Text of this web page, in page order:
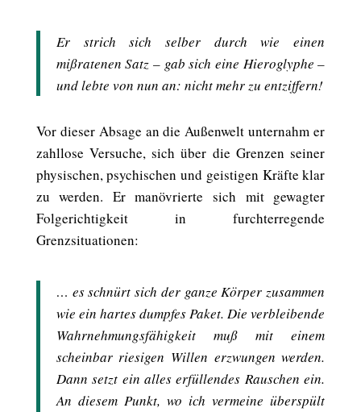
Er strich sich selber durch wie einen
mißratenen Satz – gab sich eine Hieroglyphe –
und lebte von nun an: nicht mehr zu entziffern!
Vor dieser Absage an die Außenwelt unternahm er
zahllose Versuche, sich über die Grenzen seiner
physischen, psychischen und geistigen Kräfte klar
zu werden. Er manövrierte sich mit gewagter
Folgerichtigkeit in furchterregende
Grenzsituationen:
… es schnürt sich der ganze Körper zusammen
wie ein hartes dumpfes Paket. Die verbleibende
Wahrnehmungsfähigkeit muß mit einem
scheinbar riesigen Willen erzwungen werden.
Dann setzt ein alles erfüllendes Rauschen ein.
An diesem Punkt, wo ich vermeine überspült